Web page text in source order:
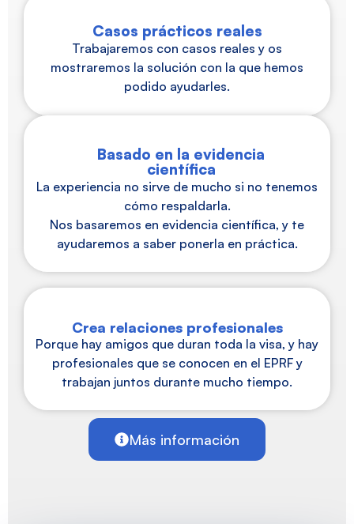
Casos prácticos reales
Trabajaremos con casos reales y os
mostraremos la solución con la que hemos
podido ayudarles.
Basado en la evidencia
científica
La experiencia no sirve de mucho si no tenemos
cómo respaldarla.
Nos basaremos en evidencia científica, y te
ayudaremos a saber ponerla en práctica.
Crea relaciones profesionales
Porque hay amigos que duran toda la visa, y hay
profesionales que se conocen en el EPRF y
trabajan juntos durante mucho tiempo.
Más información